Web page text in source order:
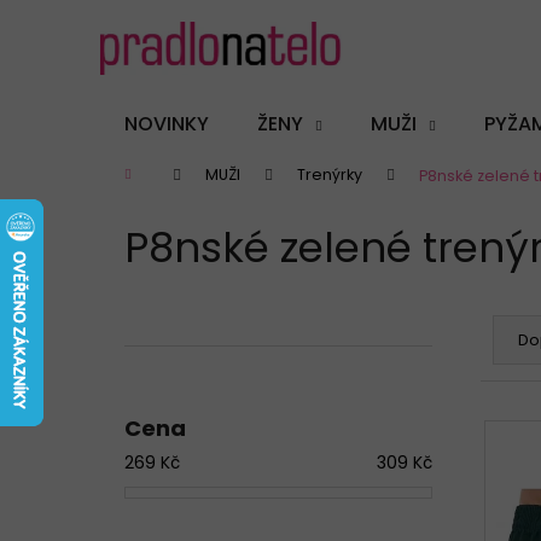
NOVINKY ŽENY MUŽI
Domů MUŽI Trenýrky P8nské zelené
P8nské zelené
Cena
269 Kč 309 Kč
Zpět
Zpět